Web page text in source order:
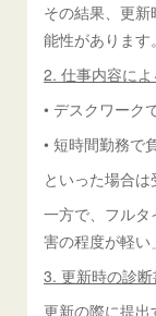
その結果、更
能性があります。
2. 仕事内容に
• デスクワーク
• 短時間勤務で
といった場合は
一方で、フル
害の程度が軽い
3. 更新時の診
更新の際に提